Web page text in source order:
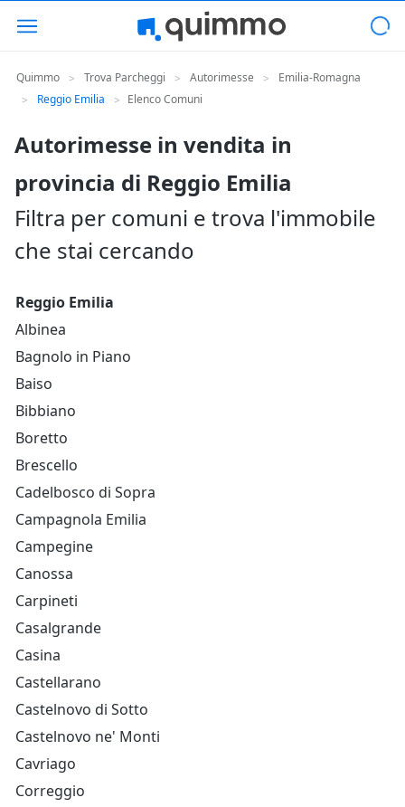
Quimmo > Trova Parcheggi > Autorimesse >
Emilia-Romagna
>
Reggio Emilia > Elenco Comuni
Autorimesse in vendita in
provincia di Reggio Emilia
Filtra per comuni e trova l'immobile
che stai cercando
Reggio Emilia
Albinea
Bagnolo in Piano
Baiso
Bibbiano
Boretto
Brescello
Cadelbosco di Sopra
Campagnola Emilia
Campegine
Canossa
Carpineti
Casalgrande
Casina
Castellarano
Castelnovo di Sotto
Castelnovo ne' Monti
Cavriago
Correggio